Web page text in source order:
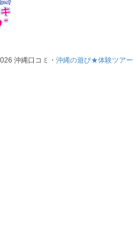
沖縄口コミ・沖縄の遊び★体験ツアー